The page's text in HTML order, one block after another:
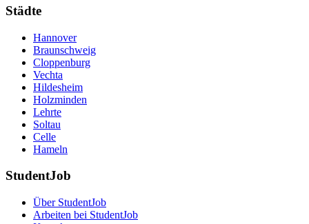
Städte
Hannover
Braunschweig
Cloppenburg
Vechta
Hildesheim
Holzminden
Lehrte
Soltau
Celle
Hameln
StudentJob
Über StudentJob
Arbeiten bei StudentJob